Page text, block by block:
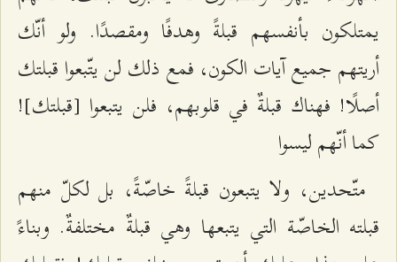
يمتلكون بأنفسهم قبلةً وهدفًا ومقصدًا. ولو أنّك
أريتهم جميع آيات الكون، فمع ذلك لن يتّبعوا قبلتك
أصلًا! فهناك قبلةٌ في قلوبهم، فلن يتبعوا [قبلتك]!
كما أنّهم ليسوا
متّحدين، ولا يتبعون قبلةً خاصّةً، بل لكلّ منهم
قبلته الخاصّة التي يتبعها وهي قبلةٌ مختلفةٌ. وبناءً